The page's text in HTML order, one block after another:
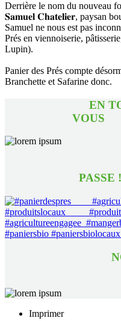
Derrière le nom du nouveau
𝐒𝐚𝐦𝐮𝐞𝐥 𝐂𝐡𝐚𝐭𝐞𝐥𝐢𝐞𝐫, paysan
Samuel ne nous est pas
Prés en viennoiserie,
Lupin).
Panier des Prés compte
Branchette et Safarine donc.
EN
C’EST
NOS
Imprimer